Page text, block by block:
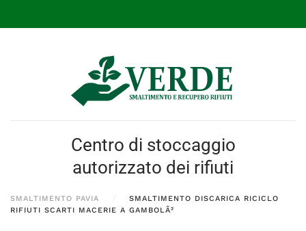
Centro di stoccaggio
autorizzato dei rifiuti
SMALTIMENTO PAVIA
SMALTIMENTO DISCARICA RICICLO
RIFIUTI SCARTI MACERIE A GAMBOLÃ²